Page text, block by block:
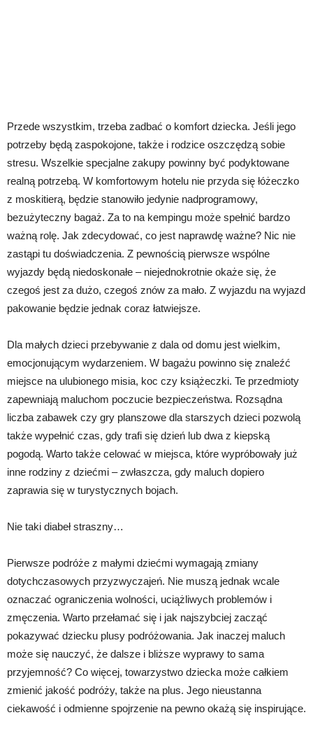
Przede wszystkim, trzeba zadbać o komfort dziecka. Jeśli jego
potrzeby będą zaspokojone, także i rodzice oszczędzą sobie
stresu. Wszelkie specjalne zakupy powinny być podyktowane
realną potrzebą. W komfortowym hotelu nie przyda się łóżeczko
z moskitierą, będzie stanowiło jedynie nadprogramowy,
bezużyteczny bagaż. Za to na kempingu może spełnić bardzo
ważną rolę. Jak zdecydować, co jest naprawdę ważne? Nic nie
zastąpi tu doświadczenia. Z pewnością pierwsze wspólne
wyjazdy będą niedoskonałe – niejednokrotnie okaże się, że
czegoś jest za dużo, czegoś znów za mało. Z wyjazdu na wyjazd
pakowanie będzie jednak coraz łatwiejsze.
Dla małych dzieci przebywanie z dala od domu jest wielkim,
emocjonującym wydarzeniem. W bagażu powinno się znaleźć
miejsce na ulubionego misia, koc czy książeczki. Te przedmioty
zapewniają maluchom poczucie bezpieczeństwa. Rozsądna
liczba zabawek czy gry planszowe dla starszych dzieci pozwolą
także wypełnić czas, gdy trafi się dzień lub dwa z kiepską
pogodą. Warto także celować w miejsca, które wypróbowały już
inne rodziny z dziećmi – zwłaszcza, gdy maluch dopiero
zaprawia się w turystycznych bojach.
Nie taki diabeł straszny…
Pierwsze podróże z małymi dziećmi wymagają zmiany
dotychczasowych przyzwyczajeń. Nie muszą jednak wcale
oznaczać ograniczenia wolności, uciążliwych problemów i
zmęczenia. Warto przełamać się i jak najszybciej zacząć
pokazywać dziecku plusy podróżowania. Jak inaczej maluch
może się nauczyć, że dalsze i bliższe wyprawy to sama
przyjemność? Co więcej, towarzystwo dziecka może całkiem
zmienić jakość podróży, także na plus. Jego nieustanna
ciekawość i odmienne spojrzenie na pewno okażą się inspirujące.